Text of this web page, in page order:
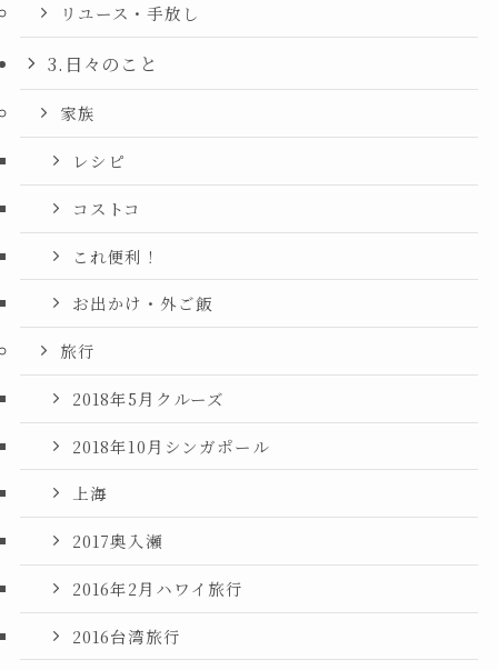
リユース・手放し
3.日々のこと
家族
レシピ
コストコ
これ便利！
お出かけ・外ご飯
旅行
2018年5月クルーズ
2018年10月シンガポール
上海
2017奥入瀬
2016年2月ハワイ旅行
2016台湾旅行